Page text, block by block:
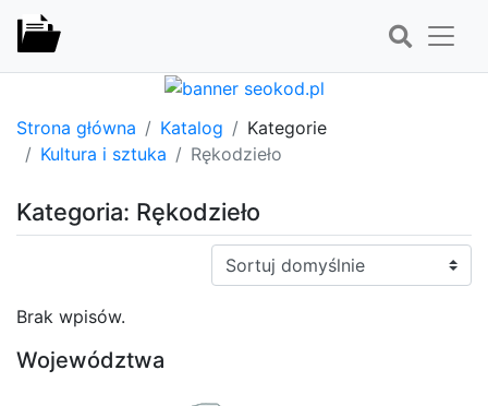
Strona główna Katalog
Kategorie
Kultura i sztuka
Rękodzieło
Kategoria: Rękodzieło
Sortuj:
Brak wpisów.
Województwa